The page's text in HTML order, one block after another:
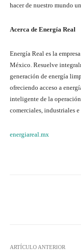
hacer de nuestro mundo
Acerca de Energía Real
Energía Real es la
México. Resuelve
generación de energía
ofreciendo acceso a
inteligente de la
comerciales, industriales
energiareal.mx
ARTÍCULO ANTERIOR